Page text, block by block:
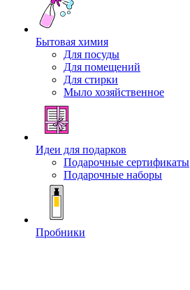
Бытовая химия
Для посуды
Для помещений
Для стирки
Мыло хозяйственное
Идеи для подарков
Подарочные сертификаты
Подарочные наборы
Пробники